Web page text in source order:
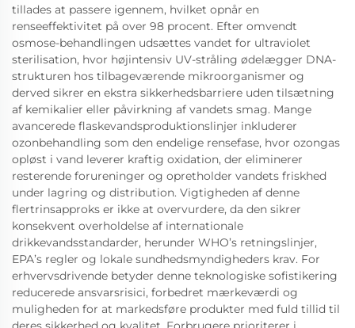
tillades at passere igennem, hvilket opnår en
renseeffektivitet på over 98 procent. Efter omvendt
osmose-behandlingen udsættes vandet for ultraviolet
sterilisation, hvor højintensiv UV-stråling ødelægger DNA-
strukturen hos tilbageværende mikroorganismer og
derved sikrer en ekstra sikkerhedsbarriere uden tilsætning
af kemikalier eller påvirkning af vandets smag. Mange
avancerede flaskevandsproduktionslinjer inkluderer
ozonbehandling som den endelige rensefase, hvor ozongas
opløst i vand leverer kraftig oxidation, der eliminerer
resterende forureninger og opretholder vandets friskhed
under lagring og distribution. Vigtigheden af denne
flertrinsapproks er ikke at overvurdere, da den sikrer
konsekvent overholdelse af internationale
drikkevandsstandarder, herunder WHO’s retningslinjer,
EPA’s regler og lokale sundhedsmyndigheders krav. For
erhvervsdrivende betyder denne teknologiske sofistikering
reducerede ansvarsrisici, forbedret mærkeværdi og
muligheden for at markedsføre produkter med fuld tillid til